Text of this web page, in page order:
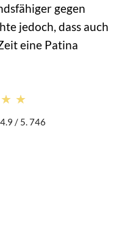
gegen
jedoch, dass auch
eine Patina
/ 5. 746